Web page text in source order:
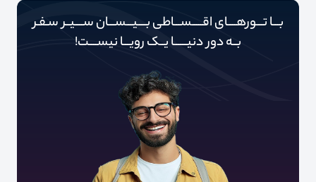
بـــا تـــورهــــای اقـــــســـاطی بــــیـــســـان ســــیــر سـفـر
بــه دور‌‌‌‌ دنیـــــ‌‌ـا یــک رویـــا نیســــت!